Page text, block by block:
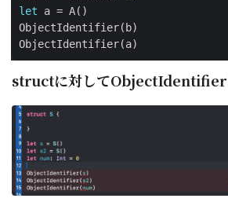
let
structに対してObjectIdentifier